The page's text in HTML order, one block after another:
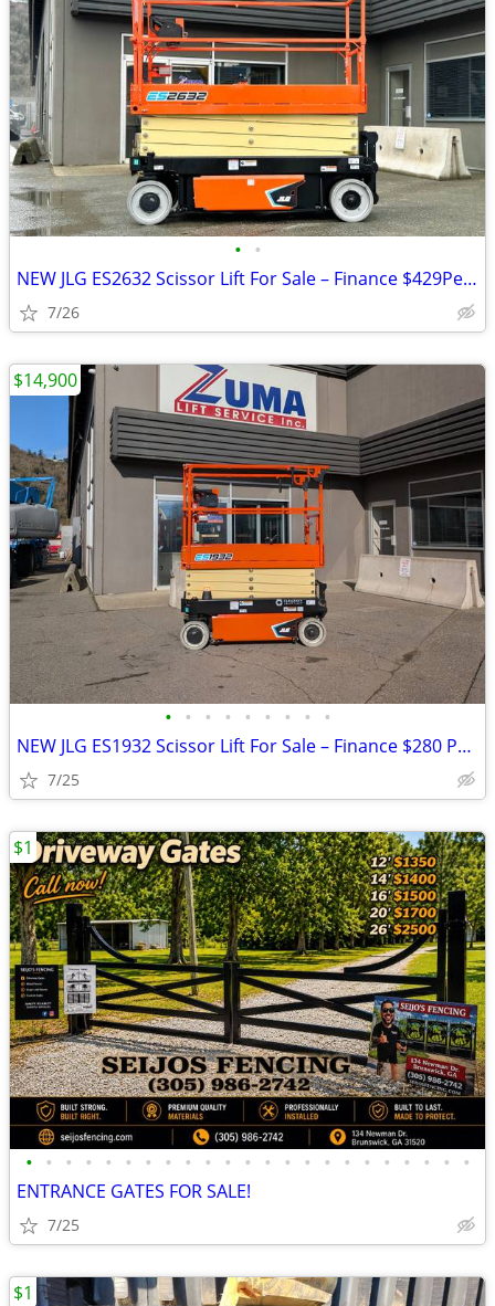
• •
NEW JLG ES2632 Scissor Lift For Sale – Finance $429Per Mo*
7/26
• • • • • • • • •
NEW JLG ES1932 Scissor Lift For Sale – Finance $280 Per Mo*
7/25
$14,900
• • • • • • • • • • • • • • • • • • • • • • •
ENTRANCE GATES FOR SALE!
7/25
$1
$1